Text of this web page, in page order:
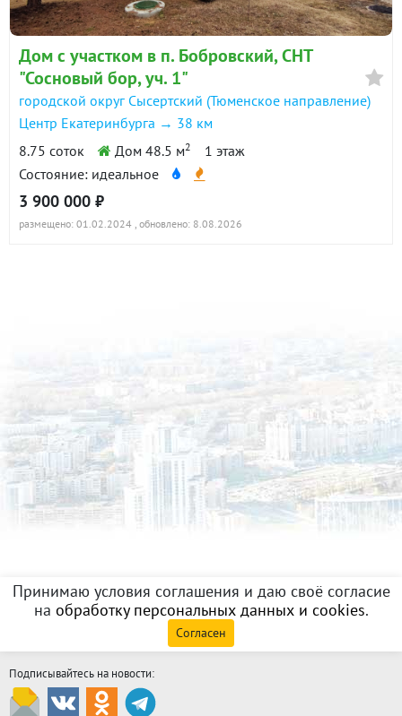
Дом с участком в п. Бобровский, СНТ
"Сосновый бор, уч. 1"
городской округ Сысертский (Тюменское направление)
Центр Екатеринбурга → 38 км
8.75 соток
Дом 48.5 м2
1 этаж
Состояние: идеальное
3 900 000 ₽
размещено: 01.02.2024 , обновлено: 8.08.2026
Принимаю условия соглашения и даю своё согласие
на обработку персональных данных и cookies.
Согласен
Подписывайтесь на новости: